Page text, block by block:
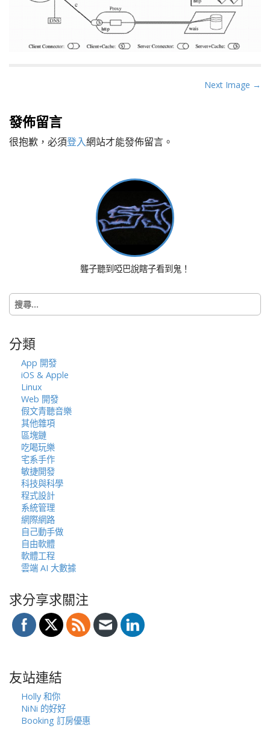
s
t
n
Next Image →
發佈留言
很抱歉，必須登入網站才能發佈留言。
聾子聽到啞巴說瞎子看到鬼！
搜
尋
字:
分類
App 開發
iOS & Apple
Linux
Web 開發
假文青聽音樂
其他雜項
區塊鏈
吃喝玩樂
宅系手作
敏捷開發
科技與科學
程式設計
系統管理
網際網路
自己動手做
自由軟體
軟體工程
雲端 AI 大數據
求分享求關注
友站連結
Holly 和你
NiNi 的好好
Booking 訂房優惠